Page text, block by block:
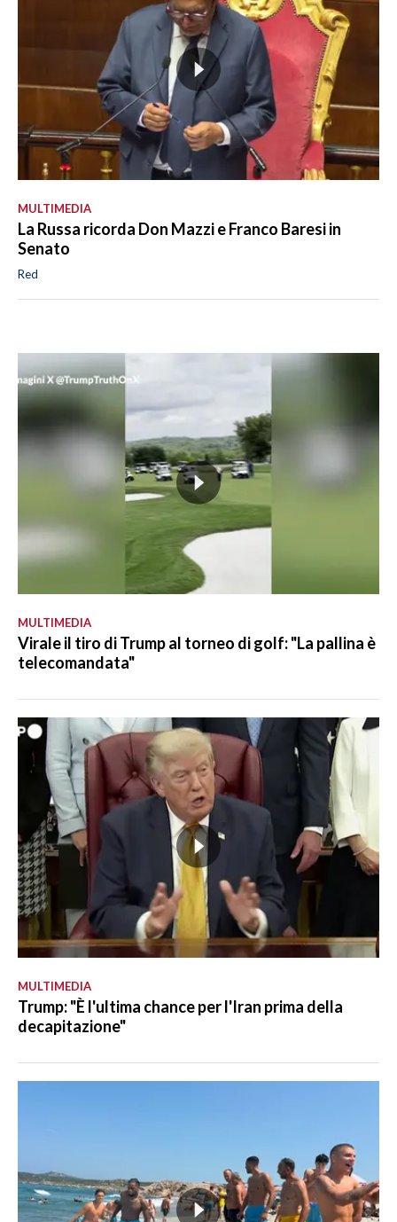
MULTIMEDIA
La Russa ricorda Don Mazzi e Franco Baresi in
Senato
Red
MULTIMEDIA
Virale il tiro di Trump al torneo di golf: "La pallina è
telecomandata"
MULTIMEDIA
Trump: "È l'ultima chance per l'Iran prima della
decapitazione"